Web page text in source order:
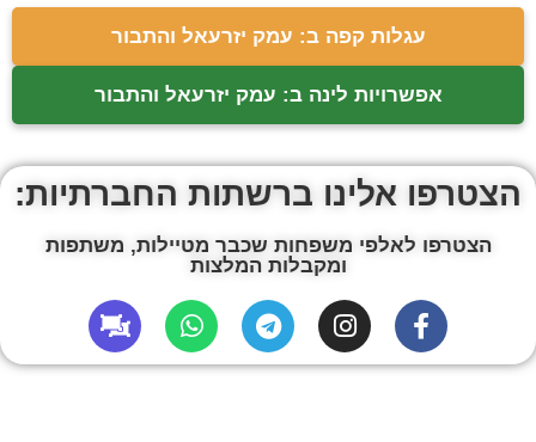
עגלות קפה ב: עמק יזרעאל והתבור
אפשרויות לינה ב: עמק יזרעאל והתבור
הצטרפו אלינו ברשתות החברתיות:
הצטרפו לאלפי משפחות שכבר מטיילות, משתפות
ומקבלות המלצות